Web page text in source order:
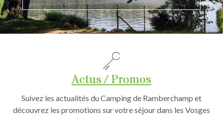
Actus / Promos
Suivez les actualités du Camping de Ramberchamp et
découvrez les promotions sur votre séjour dans les Vosges